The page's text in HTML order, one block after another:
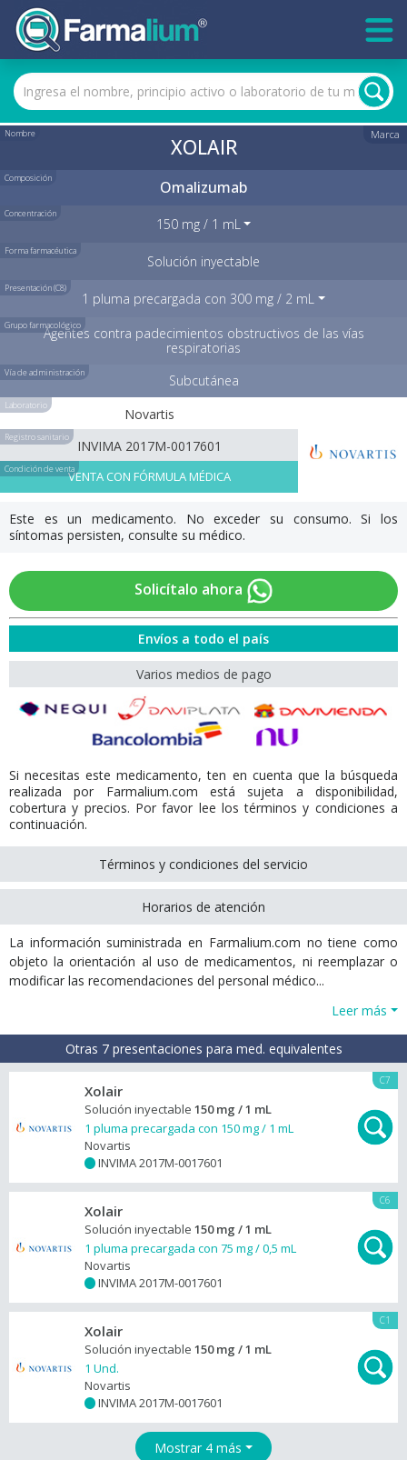
Nombre Marca
XOLAIR
Composición Omalizumab
Concentración
150 mg / 1 mL
Forma farmacéutica
Solución inyectable
Presentación (C8)
1 pluma precargada con 300 mg / 2 mL
Grupo farmacológicoAgentes contra padecimientos obstructivos de las vías
respiratorias
Vía de administración Subcutánea
Laboratorio
Novartis
Registro sanitario
INVIMA 2017M-0017601
Condición de ventaVENTA CON FÓRMULA MÉDICA
Este es un medicamento. No exceder su consumo. Si los
síntomas persisten, consulte su médico.
Solicítalo ahora
Envíos a todo el país
Varios medios de pago
Si necesitas este medicamento, ten en cuenta que la búsqueda
realizada por Farmalium.com está sujeta a disponibilidad,
cobertura y precios. Por favor lee los términos y condiciones a
continuación.
Términos y condiciones del servicio
Horarios de atención
La información suministrada en Farmalium.com no tiene como
objeto la orientación al uso de medicamentos, ni reemplazar o
modificar las recomendaciones del personal médico...
Leer más
Otras 7 presentaciones para med. equivalentes
C7
Xolair
Solución inyectable 150 mg / 1 mL
1 pluma precargada con 150 mg / 1 mL
Novartis
INVIMA 2017M-0017601
C6
Xolair
Solución inyectable 150 mg / 1 mL
1 pluma precargada con 75 mg / 0,5 mL
Novartis
INVIMA 2017M-0017601
C1
Xolair
Solución inyectable 150 mg / 1 mL
1 Und.
Novartis
INVIMA 2017M-0017601
Mostrar 4 más